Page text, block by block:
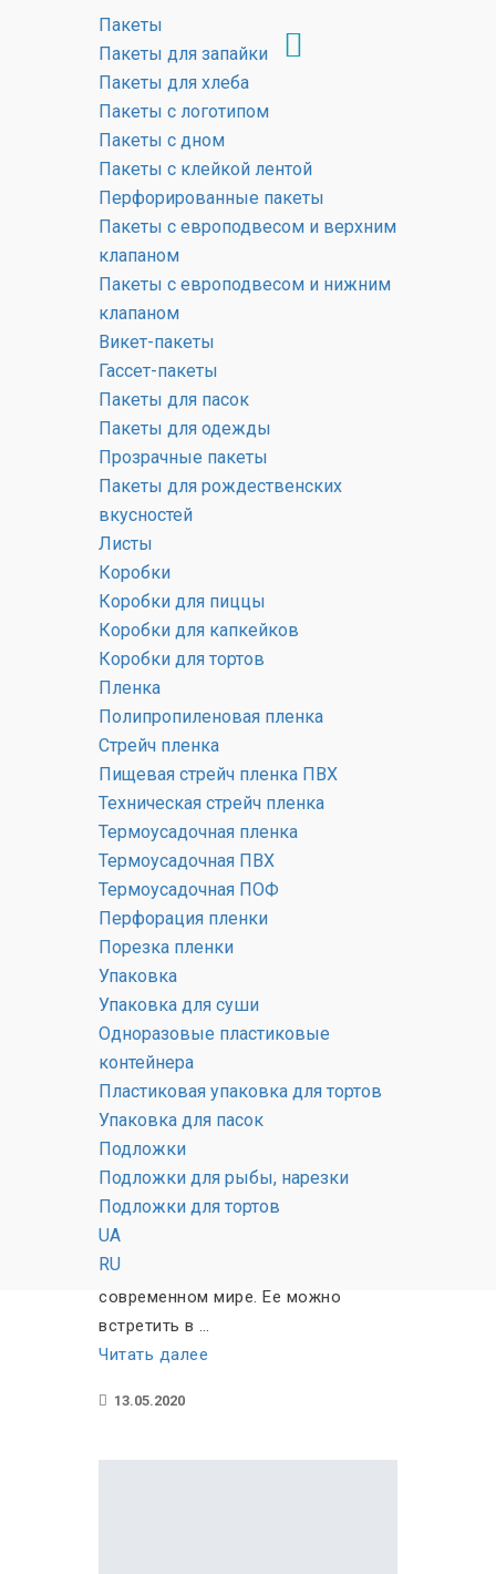
Пакеты
Пакеты для запайки
Пакеты для хлеба
Пакеты с логотипом
Пакеты с дном
Пакеты с клейкой лентой
Перфорированные пакеты
Пакеты с европодвесом и верхним
клапаном
Пакеты с европодвесом и нижним
клапаном
Викет-пакеты
Гассет-пакеты
Пакеты для пасок
Пакеты для одежды
Прозрачные пакеты
Пакеты для рождественских
вкусностей
Листы
Коробки
Коробки для пиццы
Коробки для капкейков
Коробки для тортов
Пленка
Полипропиленовая пленка
Стрейч пленка
Пищевая стрейч пленка ПВХ
Техническая стрейч пленка
Термоусадочная пленка
Термоусадочная ПВХ
Термоусадочная ПОФ
Перфорация пленки
Порезка пленки
Упаковка
Упаковка для суши
Одноразовые пластиковые
контейнера
Пластиковая упаковка для тортов
Упаковка для пасок
Подложки
Подложки для рыбы, нарезки
Подложки для тортов
UA
RU
Блог
Насколько безопасен пищевой
полипропилен
Пищевой полипропилен содержится
во многих окружающих нас
пластиковых предметах. Из него
делают контейнеры для еды,
емкости для йогуртов и детского …
Читать далее«Насколько
безопасен
пищевой
полипропилен»
Пленка для горячего стола
Пленка для горячего стола это
одна из тех полезных мелочей,
которые стали необходимыми в
современном мире. Ее можно
встретить в …
Читать далее
13.05.2020